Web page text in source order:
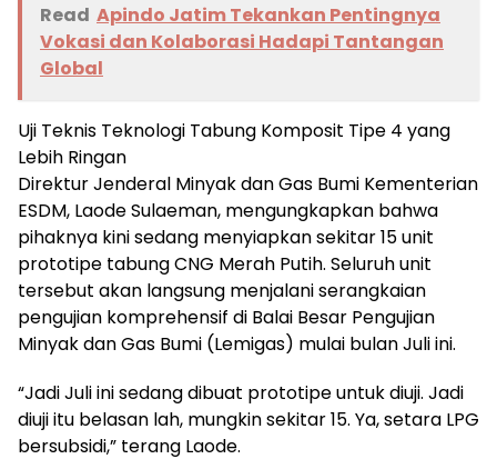
Read Apindo Jatim Tekankan Pentingnya
Vokasi dan Kolaborasi Hadapi Tantangan
Global
Uji Teknis Teknologi Tabung Komposit Tipe 4 yang
Lebih Ringan
Direktur Jenderal Minyak dan Gas Bumi Kementerian
ESDM, Laode Sulaeman, mengungkapkan bahwa
pihaknya kini sedang menyiapkan sekitar 15 unit
prototipe tabung CNG Merah Putih. Seluruh unit
tersebut akan langsung menjalani serangkaian
pengujian komprehensif di Balai Besar Pengujian
Minyak dan Gas Bumi (Lemigas) mulai bulan Juli ini.
“Jadi Juli ini sedang dibuat prototipe untuk diuji. Jadi
diuji itu belasan lah, mungkin sekitar 15. Ya, setara LPG
bersubsidi,” terang Laode.